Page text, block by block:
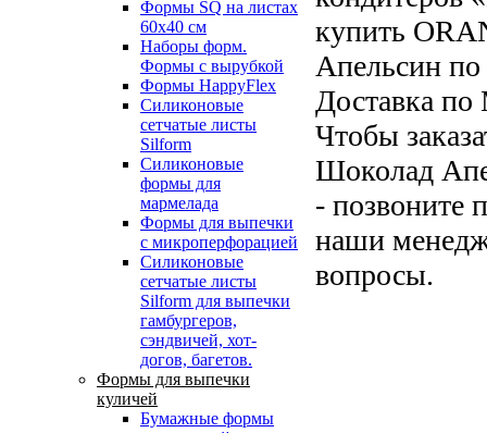
Формы SQ на листах
60х40 см
Наборы форм.
Формы с вырубкой
Формы HappyFlex
Силиконовые
сетчатые листы
Silform
Силиконовые
формы для
мармелада
Формы для выпечки
с микроперфорацией
Силиконовые
сетчатые листы
Silform для выпечки
гамбургеров,
сэндвичей, хот-
догов, багетов.
Формы для выпечки
куличей
Бумажные формы
купить
Апельсин
Доставка по
Чтобы
Шоколад
- позвоните
наши
вопросы.